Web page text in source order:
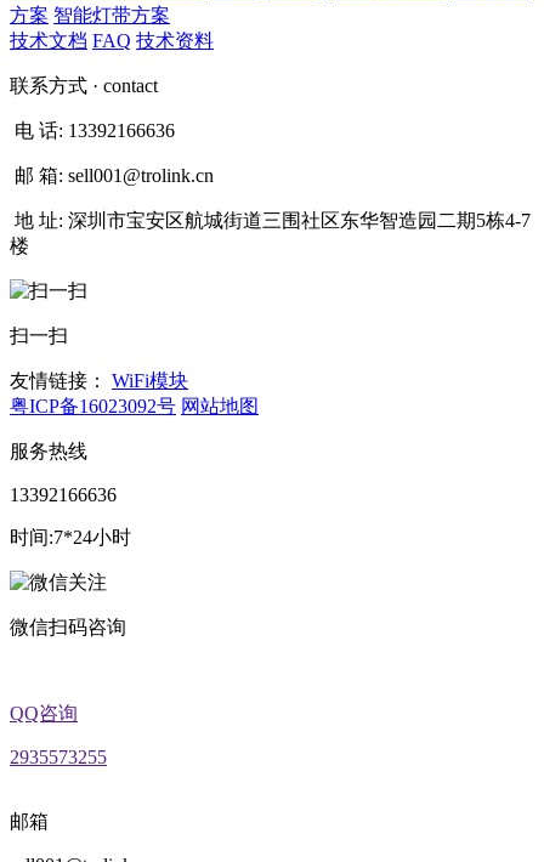
方案 智能灯带方案
技术文档 FAQ 技术资料
联系方式 · contact
电 话: 13392166636
邮 箱: sell001@trolink.cn
地 址: 深圳市宝安区航城街道三围社区东华智造园二期5栋4-7
楼
扫一扫
友情链接：
WiFi模块
粤ICP备16023092号 网站地图
服务热线
13392166636
时间:7*24小时
微信扫码咨询
QQ咨询
2935573255
邮箱